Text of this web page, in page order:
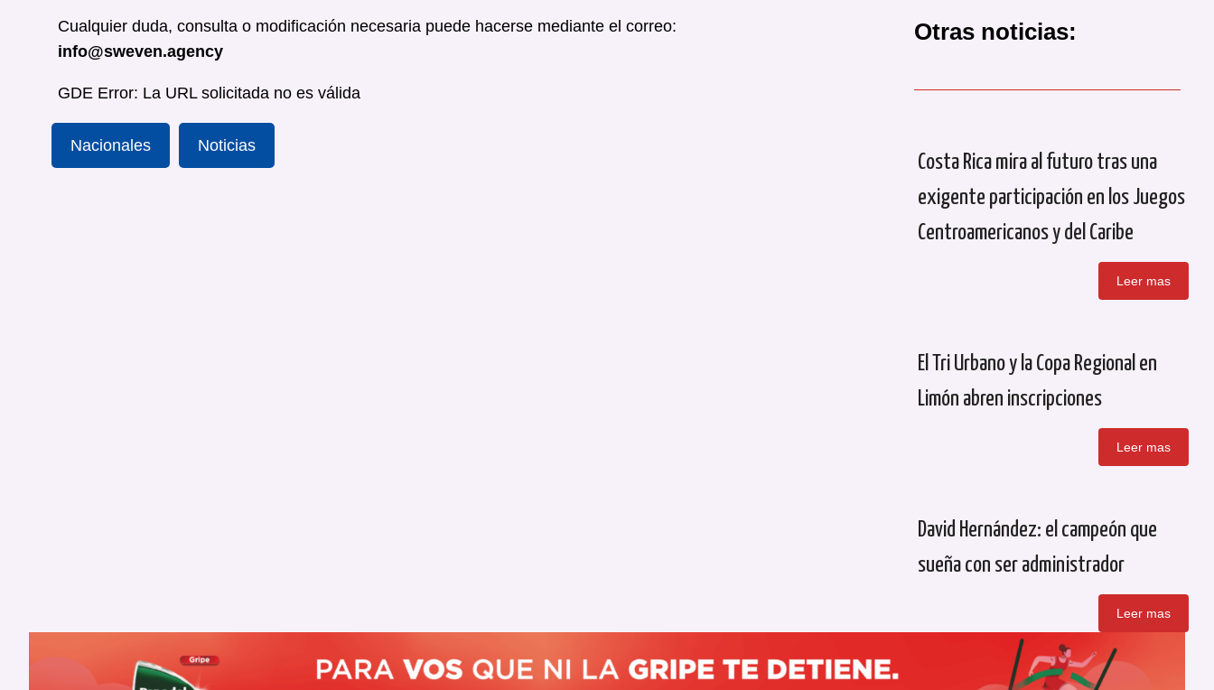
Cualquier duda, consulta o modificación necesaria puede hacerse mediante el correo:
info@sweven.agency
GDE Error: La URL solicitada no es válida
Nacionales Noticias
Otras noticias:
Costa Rica mira al futuro tras una
exigente participación en los Juegos
Centroamericanos y del Caribe
Leer mas
El Tri Urbano y la Copa Regional en
Limón abren inscripciones
Leer mas
David Hernández: el campeón que
sueña con ser administrador
Leer mas